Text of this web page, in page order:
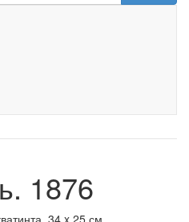
1876
34 x 25 см